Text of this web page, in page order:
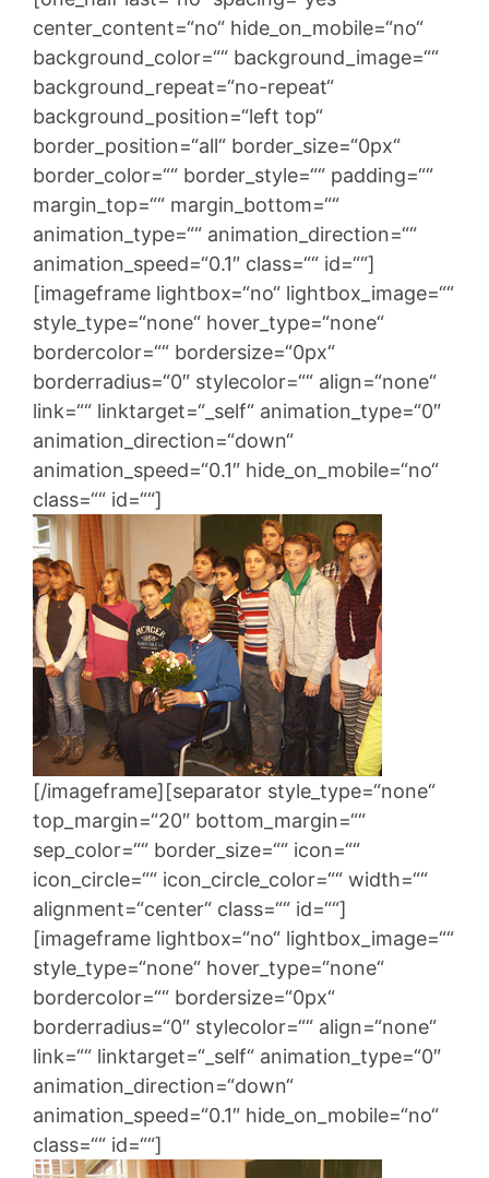
center_content=“no“ hide_on_mobile=“no“
background_color=““ background_image=““
background_repeat=“no-repeat“
background_position=“left top“
border_position=“all“ border_size=“0px“
border_color=““ border_style=““ padding=““
margin_top=““ margin_bottom=““
animation_type=““ animation_direction=““
animation_speed=“0.1″ class=““ id=““]
[imageframe lightbox=“no“ lightbox_image=““
style_type=“none“ hover_type=“none“
bordercolor=““ bordersize=“0px“
borderradius=“0″ stylecolor=““ align=“none“
link=““ linktarget=“_self“ animation_type=“0″
animation_direction=“down“
animation_speed=“0.1″ hide_on_mobile=“no“
class=““ id=““]
[/imageframe][separator style_type=“none“
top_margin=“20″ bottom_margin=““
sep_color=““ border_size=““ icon=““
icon_circle=““ icon_circle_color=““ width=““
alignment=“center“ class=““ id=““]
[imageframe lightbox=“no“ lightbox_image=““
style_type=“none“ hover_type=“none“
bordercolor=““ bordersize=“0px“
borderradius=“0″ stylecolor=““ align=“none“
link=““ linktarget=“_self“ animation_type=“0″
animation_direction=“down“
animation_speed=“0.1″ hide_on_mobile=“no“
class=““ id=““]